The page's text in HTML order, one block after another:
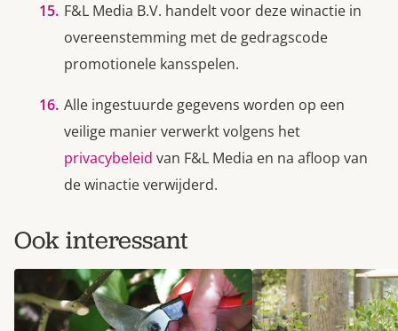
F&L Media B.V. handelt voor deze winactie in
overeenstemming met de gedragscode
promotionele kansspelen.
Alle ingestuurde gegevens worden op een
veilige manier verwerkt volgens het
privacybeleid van F&L Media en na afloop van
de winactie verwijderd.
Ook interessant